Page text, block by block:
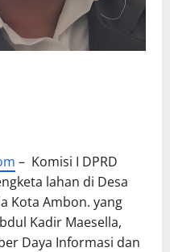
– Komisi I DPRD
lahan di Desa
Kota Ambon. yang
Kadir Maesella,
Daya Informasi dan